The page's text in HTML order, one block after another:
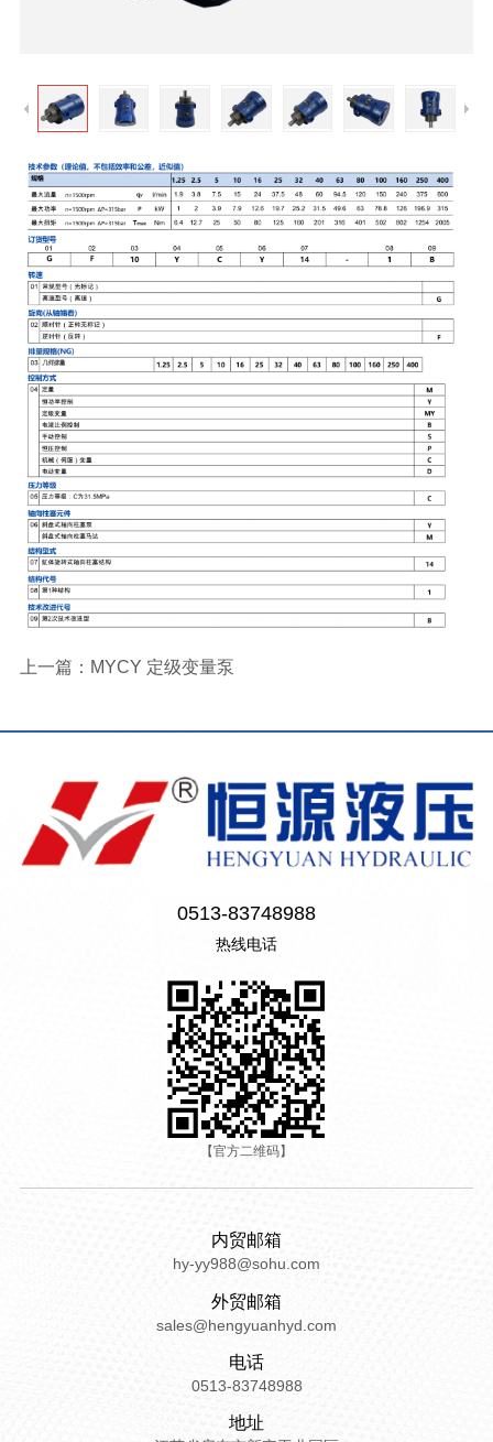
上一篇： MYCY 定级变量泵
0513-83748988
热线电话
【官方二维码】
内贸邮箱
hy-yy988@sohu.com
外贸邮箱
sales@hengyuanhyd.com
电话
0513-83748988
地址